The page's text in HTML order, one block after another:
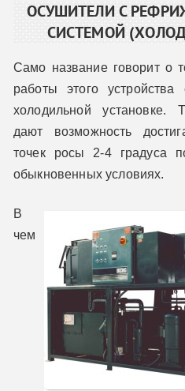
ОСУШИТЕЛИ С
СИСТЕМОЙ
Само название говорит о
работы этого
холодильной установке.
дают возможность
точек росы 2-4 градуса
обыкновенных условиях.
В
чем